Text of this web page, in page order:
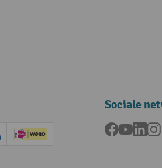
(Visa)
iDEAL | Wero
Sociale
Facebook
YouTube